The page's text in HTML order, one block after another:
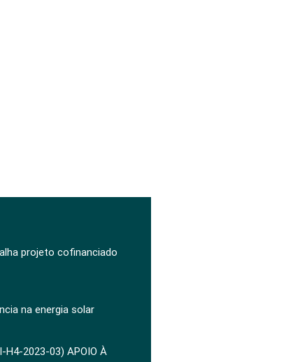
projeto cofinanciado
na energia solar
H4-2023-03) APOIO À